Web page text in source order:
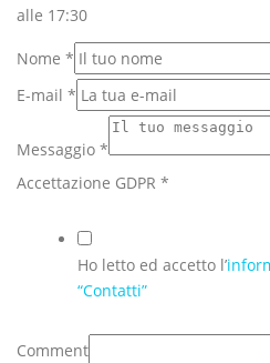
alle 17:30
Nome *
E-mail *
Messaggio *
Accettazione GDPR *
Ho letto ed accetto l’
“Contatti”
Comment